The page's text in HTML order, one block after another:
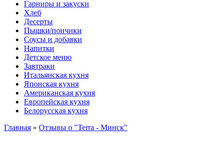
Гарниры и закуски
Хлеб
Десерты
Пышки/пончики
Соусы и добавки
Напитки
Детское меню
Завтраки
Итальянская кухня
Японская кухня
Американская кухня
Европейская кухня
Белорусская кухня
Главная » Отзывы о "Terra - Минск"